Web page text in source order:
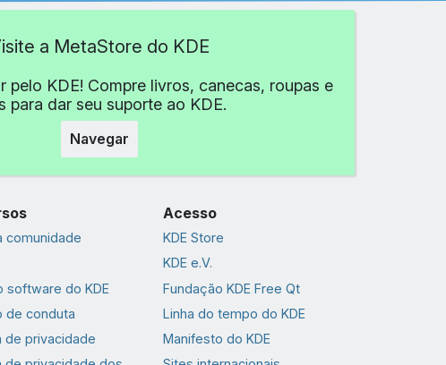
a MetaStore do KDE
pelo KDE! Compre livros, canecas, roupas e
para dar seu suporte ao KDE.
Navegar
comunidade
software do KDE
de conduta
de privacidade
Acesso
KDE Store
KDE e.V.
Fundação KDE Free Qt
Linha do tempo do KDE
Manifesto do KDE